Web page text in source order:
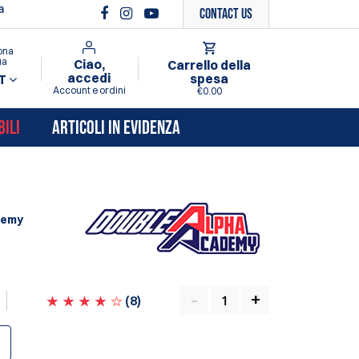
Contact Us
Ciao,
accedi
Account e ordini
Carrello della
spesa
€0.00
ARTICOLI IN EVIDENZA
(8)